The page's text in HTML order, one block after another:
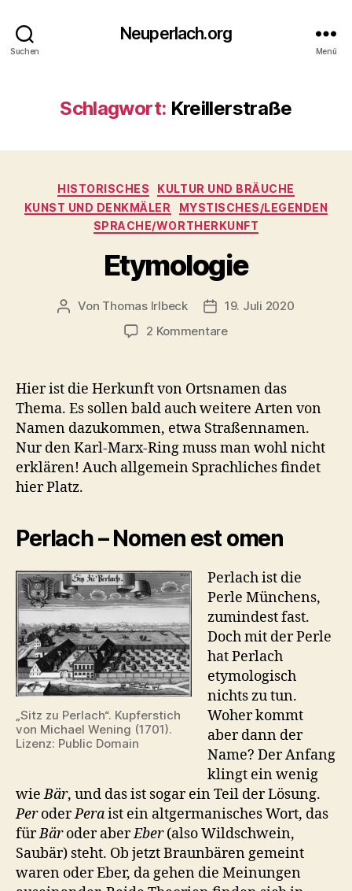
Suchen
Neuperlach.org
Menü
Schlagwort: Kreillerstraße
Kategorien
HISTORISCHES
KULTUR UND BRÄUCHE
KUNST UND DENKMÄLER
MYSTISCHES/LEGENDEN
SPRACHE/WORTHERKUNFT
Etymologie
Beitragsautor
Von Thomas Irlbeck Veröffentlichungsdatum
19. Juli 2020
2 Kommentarezu
Hier ist die Herkunft von Ortsnamen das
Thema. Es sollen bald auch weitere Arten von
Namen dazukommen, etwa Straßennamen.
Nur den Karl-Marx-Ring muss man wohl nicht
erklären! Auch allgemein Sprachliches findet
hier Platz.
Perlach – Nomen est omen
„Sitz zu Perlach“. Kupferstich
von Michael Wening (1701).
Lizenz: Public Domain
Perlach ist die
Perle Münchens,
zumindest fast.
Doch mit der Perle
hat Perlach
etymologisch
nichts zu tun.
Woher kommt
aber dann der
Name? Der Anfang
klingt ein wenig
wieBär, und das ist sogar ein Teil der Lösung.
PeroderPeraist ein altgermanisches Wort, das
fürBäroder aberEber(also Wildschwein,
Saubär) steht. Ob jetzt Braunbären gemeint
waren oder Eber, da gehen die Meinungen